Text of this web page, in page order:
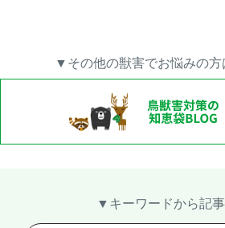
▼その他の獣害でお悩みの方
▼キーワードから記